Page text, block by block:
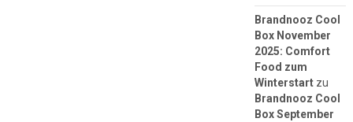
Brandnooz Cool
Box November
2025: Comfort
Food zum
Winterstartzu
Brandnooz Cool
Box September